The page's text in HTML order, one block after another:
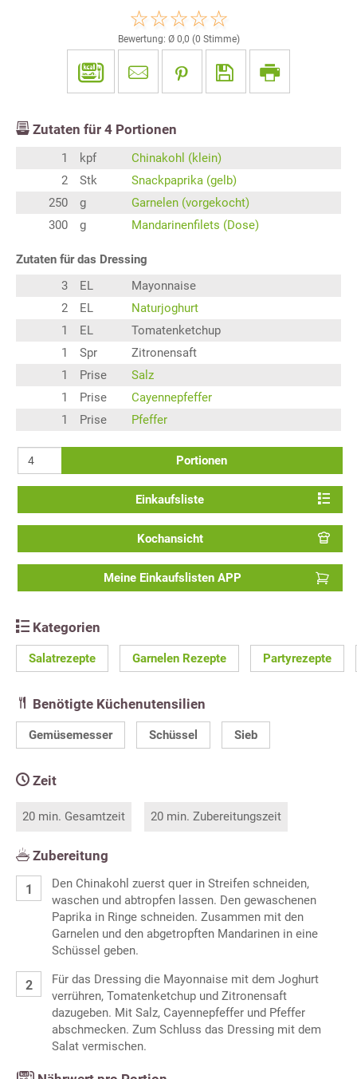
Bewertung: Ø 0,0 (0 Stimme)
Zutaten für 4 Portionen
1 kpf
Chinakohl (klein)
2
Stk
Snackpaprika (gelb)
250
g
Garnelen (vorgekocht)
300
g Mandarinenfilets (Dose)
Zutaten für das Dressing
3
EL
Mayonnaise
2
EL
Naturjoghurt
1
EL
Tomatenketchup
1
Spr
Zitronensaft
1
Prise
Salz
1
Prise
Cayennepfeffer
1
Prise Pfeffer
Portionen
Einkaufsliste
Kochansicht
Meine Einkaufslisten APP
Kategorien
Salatrezepte Garnelen Rezepte Partyrezepte
Benötigte Küchenutensilien
Gemüsemesser Schüssel Sieb
Zeit
20 min. Gesamtzeit 20 min. Zubereitungszeit
Zubereitung
Den Chinakohl zuerst quer in Streifen schneiden,
waschen und abtropfen lassen. Den gewaschenen
Paprika in Ringe schneiden. Zusammen mit den
Garnelen und den abgetropften Mandarinen in eine
Schüssel geben.
Für das Dressing die Mayonnaise mit dem Joghurt
verrühren, Tomatenketchup und Zitronensaft
dazugeben. Mit Salz, Cayennepfeffer und Pfeffer
abschmecken. Zum Schluss das Dressing mit dem
Salat vermischen.